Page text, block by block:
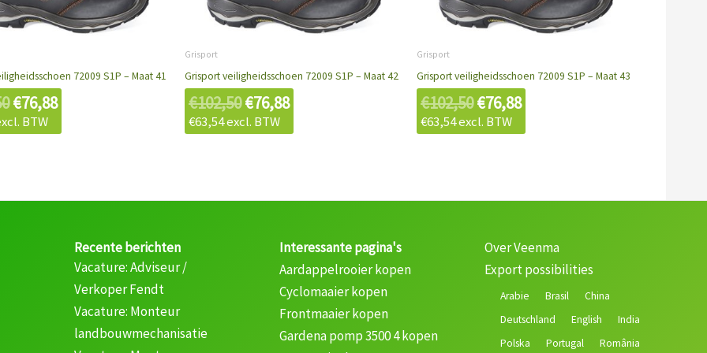
72009 S1P – Maat 41
€102,50.
€76,88
€76,88.
BTW
Grisport
Grisport veiligheidsschoen 72009 S1P – Maat 42
€102,50
€102,50.
€76,88
€76,88.
€63,54excl. BTW
Grisport
Grisport veiligheidsschoen 72009 S1P – Maat 43
€102,50
€102,50.
€76,88
€76,88.
€63,54excl. BTW
Recente berichten
Vacature: Adviseur /
Verkoper Fendt
Vacature: Monteur
landbouwmechanisatie
Interessante pagina's
Aardappelrooier kopen
Cyclomaaier kopen
Frontmaaier kopen
Gardena pomp 3500 4 kopen
Over Veenma
Export possibilities
Arabie Brasil
China
Deutschland
English
India
Polska
Portugal România